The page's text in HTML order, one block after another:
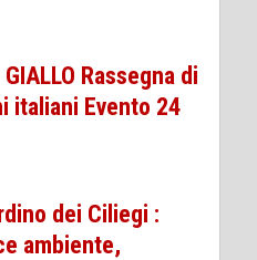
Rassegna di
italiani Evento 24
dei Ciliegi :
ambiente,